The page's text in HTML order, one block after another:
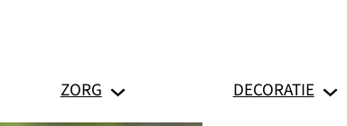
ZORG DECORATIE